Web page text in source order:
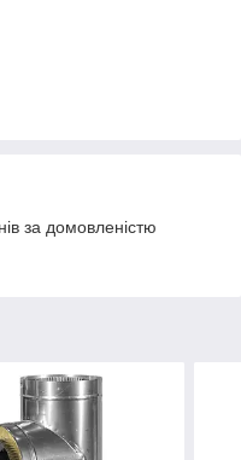
за домовленістю